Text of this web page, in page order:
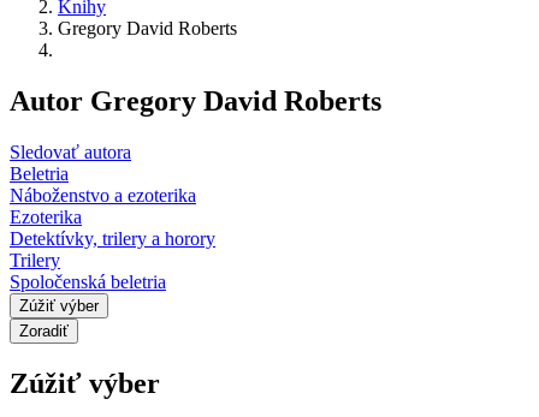
Knihy
Gregory David Roberts
Autor Gregory David Roberts
Sledovať autora
Beletria
Náboženstvo a ezoterika
Ezoterika
Detektívky, trilery a horory
Trilery
Spoločenská beletria
Zúžiť výber
Zoradiť
Zúžiť výber